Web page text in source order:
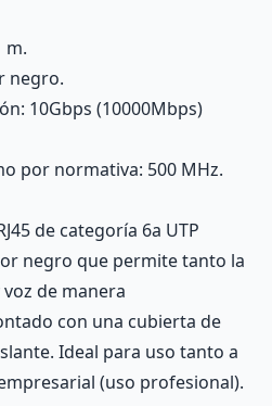
m.
negro.
10Gbps (10000Mbps)
por normativa: 500 MHz.
de categoría 6a UTP
negro que permite tanto la
de manera
con una cubierta de
Ideal para uso tanto a
(uso profesional).